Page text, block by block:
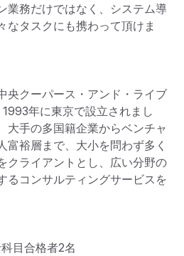
業務だけではなく、システム導
なタスクにも携わって頂けま
央クーパース・アンド・ライブ
年に東京で設立されまし
大手の多国籍企業からベンチャ
富裕層まで、大小を問わず多く
クライアントとし、広い分野の
るコンサルティングサービスを
目合格者2名